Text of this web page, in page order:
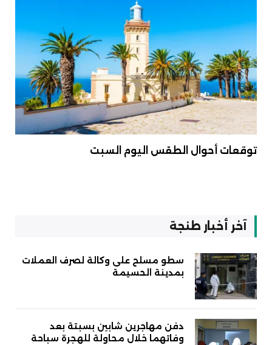
توقعات أحوال الطقس اليوم السبت
آخر أخبار طنجة
سطو مسلح على وكالة لصرف العملات
بمدينة الحسيمة
دفن مهاجرين شابين بسبتة بعد
وفاتهما خلال محاولة للهجرة سباحة